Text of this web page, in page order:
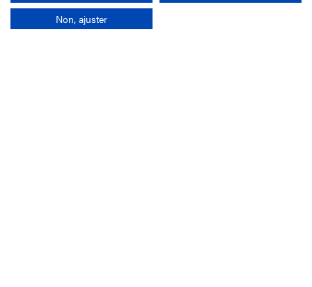
Non, ajuster